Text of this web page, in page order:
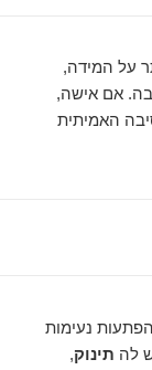
על המידה,
אם אישה,
האמיתית
נעימות
לה תינוק,